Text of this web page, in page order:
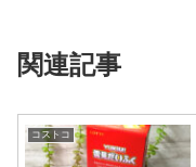
関連記事
コストコ